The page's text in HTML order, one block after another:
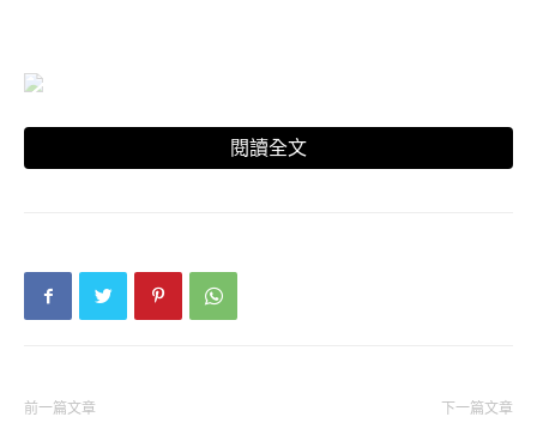
延伸閱讀：
閱讀全文
前一篇文章 下一篇文章